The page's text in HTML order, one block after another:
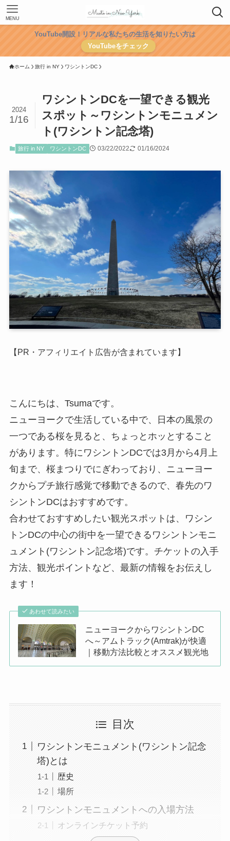
MENU
YouTube開設！リアルな私たちの生活を知りたい方は
YouTubeをチェック
ホーム 旅行 in NY ワシントンDC
ワシントンDCを一望できる観光
スポット～ワシントンモニュメン
ト(ワシントン記念塔)
2024
1/16
旅行 in NY ワシントンDC 03/22/2022 01/16/2024
【PR・アフィリエイト広告が含まれています】
こんにちは、Tsumaです。
ニューヨークで生活している中で、日本の風景の
一つである桜を見ると、ちょっとホッとすること
があります。特にワシントンDCでは3月から4月上
旬まで、桜まつりでにぎわっており、ニューヨー
クからプチ旅行感覚で移動できるので、春先のワ
シントンDCはおすすめです。
合わせておすすめしたい観光スポットは、ワシン
トンDCの中心の街中を一望できるワシントンモニ
ュメント(ワシントン記念塔)です。チケットの入手
方法、観光ポイントなど、最新の情報をお伝えし
ます！
あわせて読みたい
ニューヨークからワシントンDC
へ～アムトラック(Amtrak)が快適
｜移動方法比較とオススメ観光地
目次
ワシントンモニュメント(ワシントン記念
塔)とは
歴史
場所
ワシントンモニュメントへの入場方法
オンラインチケット予約